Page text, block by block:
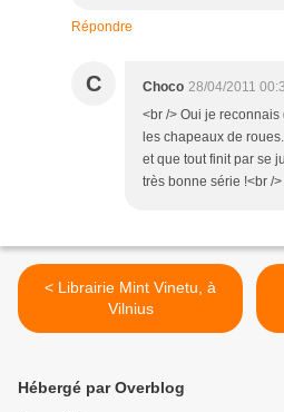
Répondre
C Choco 28/04/2011
<br /> Oui je
les chapeaux de
et que tout finit par se
très bonne série !<br /
< Librairie Mint Vinetu, à
Vilnius
Hébergé par Overblog